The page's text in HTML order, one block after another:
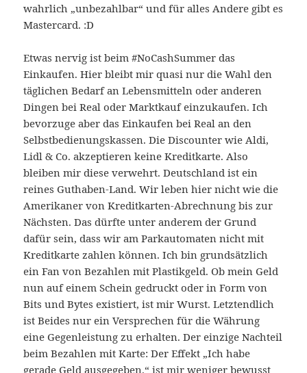
wahrlich „unbezahlbar“ und für alles Andere gibt es
Mastercard. :D
Etwas nervig ist beim #NoCashSummer das
Einkaufen. Hier bleibt mir quasi nur die Wahl den
täglichen Bedarf an Lebensmitteln oder anderen
Dingen bei Real oder Marktkauf einzukaufen. Ich
bevorzuge aber das Einkaufen bei Real an den
Selbstbedienungskassen. Die Discounter wie Aldi,
Lidl & Co. akzeptieren keine Kreditkarte. Also
bleiben mir diese verwehrt. Deutschland ist ein
reines Guthaben-Land. Wir leben hier nicht wie die
Amerikaner von Kreditkarten-Abrechnung bis zur
Nächsten. Das dürfte unter anderem der Grund
dafür sein, dass wir am Parkautomaten nicht mit
Kreditkarte zahlen können. Ich bin grundsätzlich
ein Fan von Bezahlen mit Plastikgeld. Ob mein Geld
nun auf einem Schein gedruckt oder in Form von
Bits und Bytes existiert, ist mir Wurst. Letztendlich
ist Beides nur ein Versprechen für die Währung
eine Gegenleistung zu erhalten. Der einzige Nachteil
beim Bezahlen mit Karte: Der Effekt „Ich habe
gerade Geld ausgegeben.“ ist mir weniger bewusst